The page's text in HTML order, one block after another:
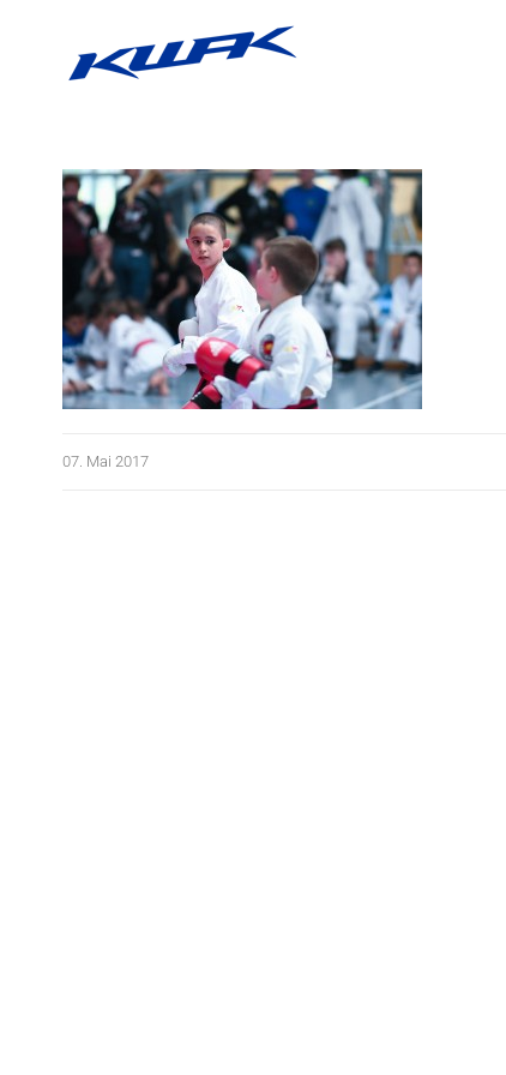
07. Mai 2017